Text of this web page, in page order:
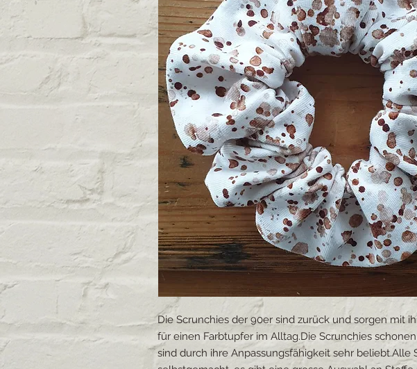
Die Scrunchies der 90er sind zurück und sorgen mit
für einen Farbtupfer im Alltag.Die Scrunchies
sind durch ihre Anpassungsfähigkeit sehr beliebt.Alle